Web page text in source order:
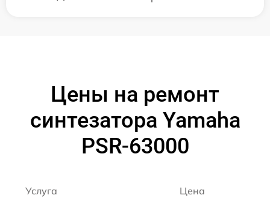
Цены на ремонт
синтезатора Yamaha
PSR-63000
Услуга Цена